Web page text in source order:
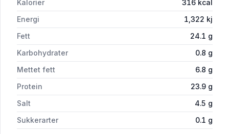
Kalorier 316 kcal
Energi
1,322 kj
Fett
24.1 g
Karbohydrater
0.8 g
Mettet fett
6.8 g
Protein
23.9 g
Salt
4.5 g
Sukkerarter
0.1 g